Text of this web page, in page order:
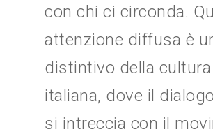
con chi ci circonda.
attenzione diffusa è
distintivo della cultura
italiana, dove il
si intreccia con il